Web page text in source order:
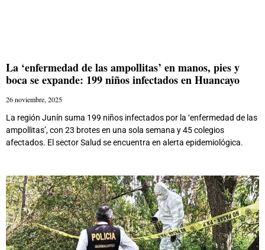
La ‘enfermedad de las ampollitas’ en manos, pies y
boca se expande: 199 niños infectados en Huancayo
26 noviembre, 2025
La región Junín suma 199 niños infectados por la ‘enfermedad de las
ampollitas’, con 23 brotes en una sola semana y 45 colegios
afectados. El sector Salud se encuentra en alerta epidemiológica.